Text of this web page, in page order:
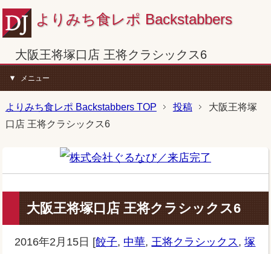
よりみち食レポ Backstabbers
大阪王将塚口店 王将クラシックス6
メニュー
よりみち食レポ Backstabbers TOP 投稿
大阪王将塚
口店 王将クラシックス6
大阪王将塚口店 王将クラシックス6
2016年2月15日 [餃子, 中華, 王将クラシックス,塚